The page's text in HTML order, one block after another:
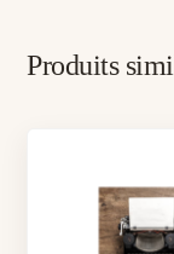
Produits